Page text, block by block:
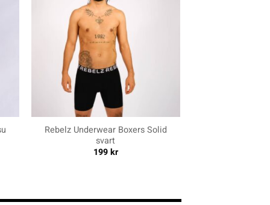
Rebelz Underwear Boxers Solid
svart
199kr